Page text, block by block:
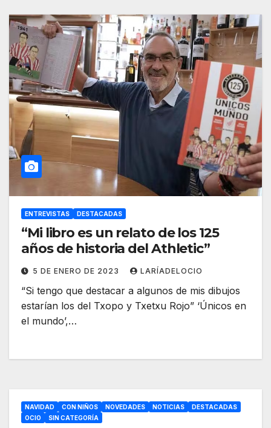
ENTREVISTAS DESTACADAS
“Mi libro es un relato de los 125
años de historia del Athletic”
5 DE ENERO DE 2023 LARÍADELOCIO
“Si tengo que destacar a algunos de mis dibujos
estarían los del Txopo y Txetxu Rojo” ‘Únicos en
el mundo’,…
NAVIDAD CON NIÑOS NOVEDADES NOTICIAS
DESTACADAS
OCIO
SIN CATEGORÍA